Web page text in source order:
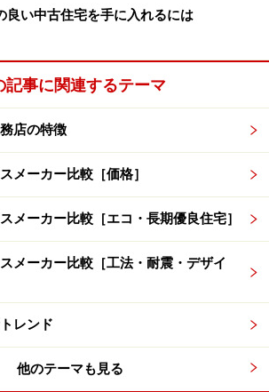
があります。
すりや踊り場が設けられている分譲
宅であっても同じような設えになるは
にあるトイレにも、トイレットペー
ペースがあると、その分譲住宅を供
ーは住まい手の暮らしをしっかりと
られます。
な分譲住宅の場合、ないことがほと
足していてトイレットペーパーが切
上ないですよね。ない場合は、そう
に無頓着なハウスメーカーが建てた
が多いのです。
良い中古住宅を手に入れるには
記事に関連するテーマ
店の特徴
メーカー比較［価格］
メーカー比較［エコ・長期優良住宅］
メーカー比較［工法・耐震・デザイ
レンド
他のテーマも見る